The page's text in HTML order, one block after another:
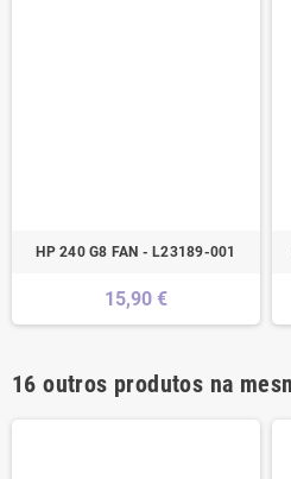
HP 240 G8 FAN - L23189-001
15,90 €
16 outros produtos na